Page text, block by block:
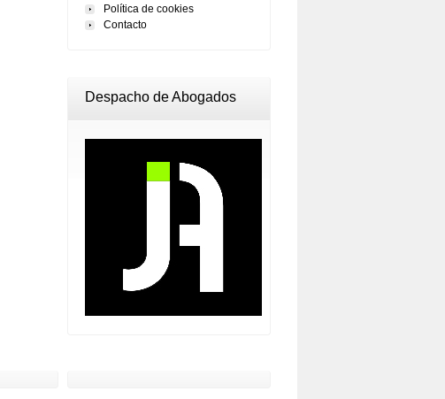
Política de cookies
Contacto
Despacho de Abogados